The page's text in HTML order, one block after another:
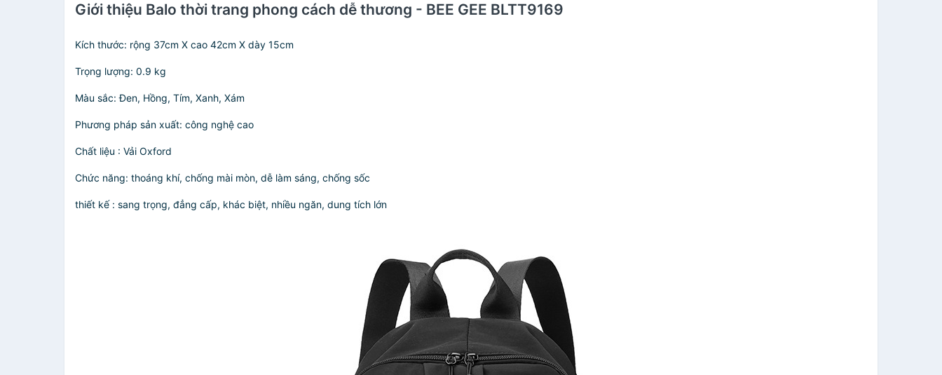
Giới thiệu Balo thời trang phong cách dễ thương - BEE GEE BLTT9169
Kích thước: rộng 37cm X cao 42cm X dày 15cm
Trọng lượng: 0.9 kg
Màu sắc: Đen, Hồng, Tím, Xanh, Xám
Phương pháp sản xuất: công nghệ cao
Chất liệu : Vải Oxford
Chức năng: thoáng khí, chống mài mòn, dễ làm sáng, chống sốc
thiết kế : sang trọng, đẳng cấp, khác biệt, nhiều ngăn, dung tích lớn